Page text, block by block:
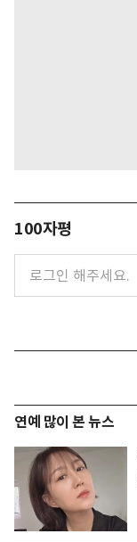
100자평
연예 많이 본 뉴스